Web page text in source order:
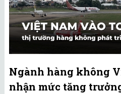
Ngành hàng không
nhận mức tăng